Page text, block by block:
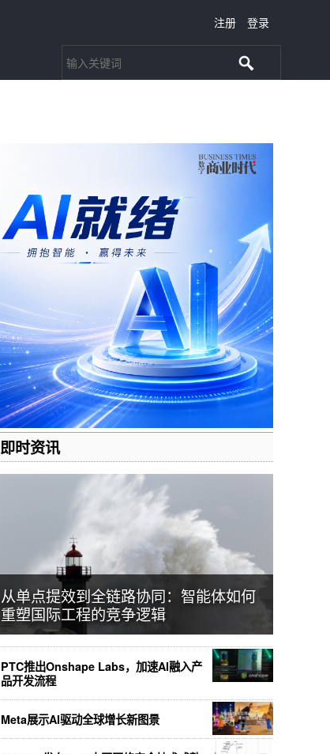
注册 登录
即时资讯
从单点提效到全链路协同：智能体如何
重塑国际工程的竞争逻辑
PTC推出Onshape Labs，加速AI融入产
品开发流程
Meta展示AI驱动全球增长新图景